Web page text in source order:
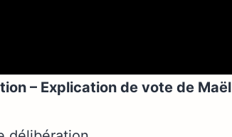
– Explication de vote de Maël